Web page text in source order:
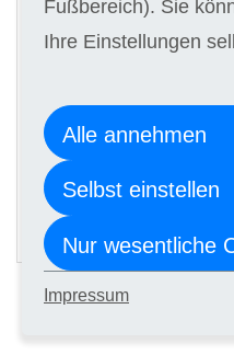
Digitale
Kursgebühr
3 x 139,00 €
ANMELDEN
Fußbereich). Sie
Ihre Einstellungen
Alle annehmen
Selbst einstellen
Nur wesentliche
Impressum